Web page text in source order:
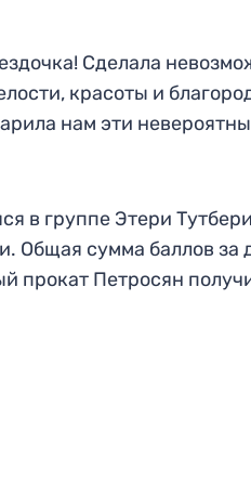
Сделала
красоты и
нам эти
в группе Этери
Общая сумма баллов за
прокат Петросян